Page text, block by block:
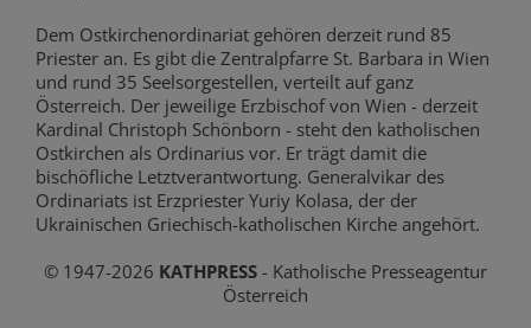
Dem Ostkirchenordinariat gehören derzeit rund 85
Priester an. Es gibt die Zentralpfarre St. Barbara in Wien
und rund 35 Seelsorgestellen, verteilt auf ganz
Österreich. Der jeweilige Erzbischof von Wien - derzeit
Kardinal Christoph Schönborn - steht den katholischen
Ostkirchen als Ordinarius vor. Er trägt damit die
bischöfliche Letztverantwortung. Generalvikar des
Ordinariats ist Erzpriester Yuriy Kolasa, der der
Ukrainischen Griechisch-katholischen Kirche angehört.
© 1947-2026 KATHPRESS - Katholische Presseagentur
Österreich